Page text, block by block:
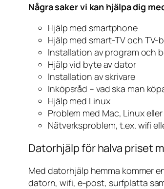
Några saker vi kan hjälpa dig
Hjälp med smartphone
Hjälp med smart-TV och TV-
Installation av program och
Hjälp vid byte av dator
Installation av skrivare
Inköpsråd – vad ska man
Hjälp med Linux
Problem med Mac, Linux
Nätverksproblem, t.ex. wifi
Datorhjälp för halva priset
Med datorhjälp hemma kommer
datorn, wifi, e-post, surfplatta